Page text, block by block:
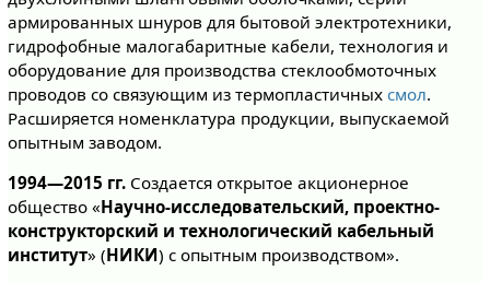
армированных шнуров для бытовой электротехники,
гидрофобные малогабаритные кабели, технология и
оборудование для производства стеклообмоточных
проводов со связующим из термопластичных смол.
Расширяется номенклатура продукции, выпускаемой
опытным заводом.
1994—2015 гг.Создается открытое акционерное
общество «Научно-исследовательский, проектно-
конструкторский и технологический кабельный
институт» (НИКИ) с опытным производством».